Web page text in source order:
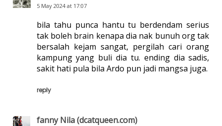
5 May 2024 at 17:07
bila tahu punca hantu tu berdendam serius
tak boleh brain kenapa dia nak bunuh org tak
bersalah kejam sangat, pergilah cari orang
kampung yang buli dia tu. ending dia sadis,
sakit hati pula bila Ardo pun jadi mangsa juga.
reply
fanny Nila (dcatqueen.com)